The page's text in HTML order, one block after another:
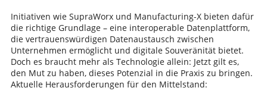
Initiativen wie SupraWorx und Manufacturing-X bieten dafür
die richtige Grundlage – eine interoperable Datenplattform,
die vertrauenswürdigen Datenaustausch zwischen
Unternehmen ermöglicht und digitale Souveränität bietet.
Doch es braucht mehr als Technologie allein: Jetzt gilt es,
den Mut zu haben, dieses Potenzial in die Praxis zu bringen.
Aktuelle Herausforderungen für den Mittelstand: